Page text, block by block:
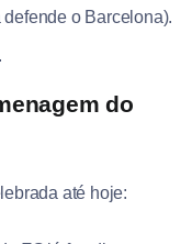
o Barcelona).
do
até hoje: